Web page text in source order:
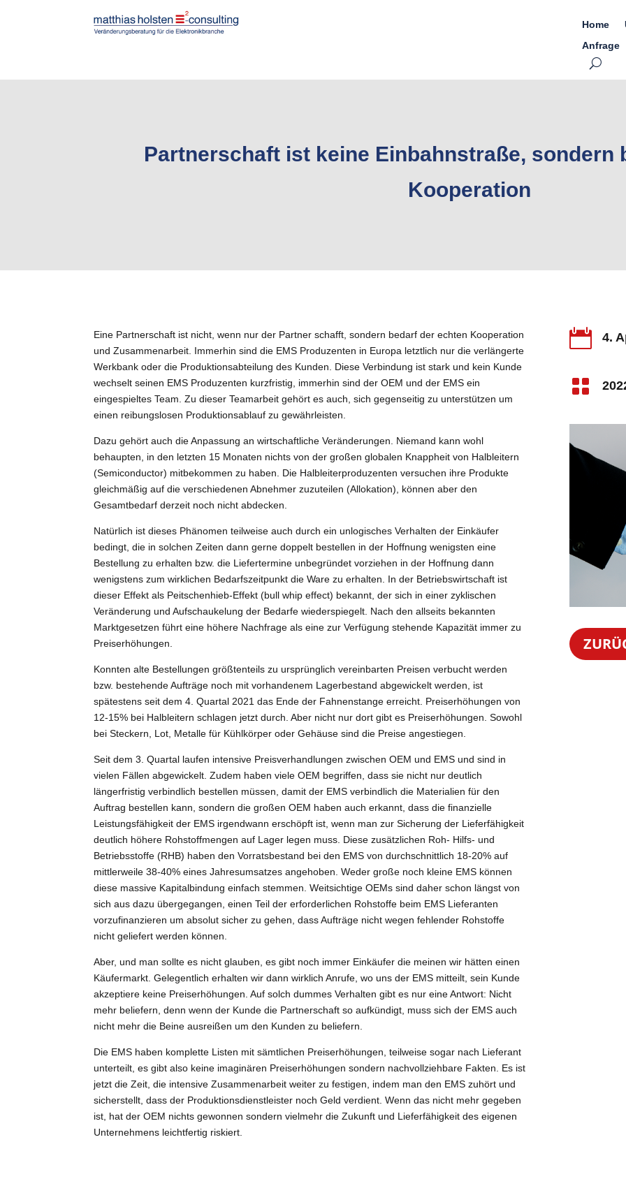
Home
Anfrage
Partnerschaft ist keine Einbahnstraße, sondern
Kooperation
Eine Partnerschaft ist nicht, wenn nur der Partner schafft, sondern bedarf der echten Kooperation
und Zusammenarbeit. Immerhin sind die EMS Produzenten in Europa letztlich nur die verlängerte
Werkbank oder die Produktionsabteilung des Kunden. Diese Verbindung ist stark und kein Kunde
wechselt seinen EMS Produzenten kurzfristig, immerhin sind der OEM und der EMS ein
eingespieltes Team. Zu dieser Teamarbeit gehört es auch, sich gegenseitig zu unterstützen um
einen reibungslosen Produktionsablauf zu gewährleisten.
Dazu gehört auch die Anpassung an wirtschaftliche Veränderungen. Niemand kann wohl
behaupten, in den letzten 15 Monaten nichts von der großen globalen Knappheit von Halbleitern
(Semiconductor) mitbekommen zu haben. Die Halbleiterproduzenten versuchen ihre Produkte
gleichmäßig auf die verschiedenen Abnehmer zuzuteilen (Allokation), können aber den
Gesamtbedarf derzeit noch nicht abdecken.
Natürlich ist dieses Phänomen teilweise auch durch ein unlogisches Verhalten der Einkäufer
bedingt, die in solchen Zeiten dann gerne doppelt bestellen in der Hoffnung wenigsten eine
Bestellung zu erhalten bzw. die Liefertermine unbegründet vorziehen in der Hoffnung dann
wenigstens zum wirklichen Bedarfszeitpunkt die Ware zu erhalten. In der Betriebswirtschaft ist
dieser Effekt als Peitschenhieb-Effekt (bull whip effect) bekannt, der sich in einer zyklischen
Veränderung und Aufschaukelung der Bedarfe wiederspiegelt. Nach den allseits bekannten
Marktgesetzen führt eine höhere Nachfrage als eine zur Verfügung stehende Kapazität immer zu
Preiserhöhungen.
Konnten alte Bestellungen größtenteils zu ursprünglich vereinbarten Preisen verbucht werden
bzw. bestehende Aufträge noch mit vorhandenem Lagerbestand abgewickelt werden, ist
spätestens seit dem 4. Quartal 2021 das Ende der Fahnenstange erreicht. Preiserhöhungen von
12-15% bei Halbleitern schlagen jetzt durch. Aber nicht nur dort gibt es Preiserhöhungen. Sowohl
bei Steckern, Lot, Metalle für Kühlkörper oder Gehäuse sind die Preise angestiegen.
Seit dem 3. Quartal laufen intensive Preisverhandlungen zwischen OEM und EMS und sind in
vielen Fällen abgewickelt. Zudem haben viele OEM begriffen, dass sie nicht nur deutlich
längerfristig verbindlich bestellen müssen, damit der EMS verbindlich die Materialien für den
Auftrag bestellen kann, sondern die großen OEM haben auch erkannt, dass die finanzielle
Leistungsfähigkeit der EMS irgendwann erschöpft ist, wenn man zur Sicherung der Lieferfähigkeit
deutlich höhere Rohstoffmengen auf Lager legen muss. Diese zusätzlichen Roh- Hilfs- und
Betriebsstoffe (RHB) haben den Vorratsbestand bei den EMS von durchschnittlich 18-20% auf
mittlerweile 38-40% eines Jahresumsatzes angehoben. Weder große noch kleine EMS können
diese massive Kapitalbindung einfach stemmen. Weitsichtige OEMs sind daher schon längst von
sich aus dazu übergegangen, einen Teil der erforderlichen Rohstoffe beim EMS Lieferanten
vorzufinanzieren um absolut sicher zu gehen, dass Aufträge nicht wegen fehlender Rohstoffe
nicht geliefert werden können.
Aber, und man sollte es nicht glauben, es gibt noch immer Einkäufer die meinen wir hätten einen
Käufermarkt. Gelegentlich erhalten wir dann wirklich Anrufe, wo uns der EMS mitteilt, sein Kunde
akzeptiere keine Preiserhöhungen. Auf solch dummes Verhalten gibt es nur eine Antwort: Nicht
mehr beliefern, denn wenn der Kunde die Partnerschaft so aufkündigt, muss sich der EMS auch
nicht mehr die Beine ausreißen um den Kunden zu beliefern.
Die EMS haben komplette Listen mit sämtlichen Preiserhöhungen, teilweise sogar nach Lieferant
unterteilt, es gibt also keine imaginären Preiserhöhungen sondern nachvollziehbare Fakten. Es ist
jetzt die Zeit, die intensive Zusammenarbeit weiter zu festigen, indem man den EMS zuhört und
sicherstellt, dass der Produktionsdienstleister noch Geld verdient. Wenn das nicht mehr gegeben
ist, hat der OEM nichts gewonnen sondern vielmehr die Zukunft und Lieferfähigkeit des eigenen
Unternehmens leichtfertig riskiert.
 4.
